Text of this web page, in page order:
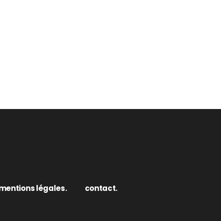
légales. contact.